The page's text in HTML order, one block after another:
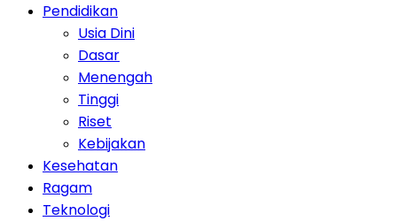
Pendidikan
Usia Dini
Dasar
Menengah
Tinggi
Riset
Kebijakan
Kesehatan
Ragam
Teknologi